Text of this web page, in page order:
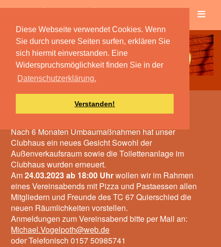
Diese Webseite verwendet Cookies. Wenn
Sie durch unsere Seiten surfen, erklären Sie
sich hiermit einverstanden. Eine
Widerspruchsmöglichkeit finden Sie in der
Datenschutzerklärung.
Verstanden!
≡
Vereinsabend
Nach 6 Monaten Umbaumaßnahmen hat unser
Clubhaus ein neues Gesicht Sowohl der
Außenverkaufsraum sowie die Toilettenanlage im
Clubhaus wurden erneuert.
Am24.03.2023 ab 18:00 Uhrwollen wir im Rahmen
eines Vereinsabends mit Pizza und Pastaessen allen
Mitgliedern und Freunde des TC 67 Quierschied die
neuen Räumlichkeiten vorstellen.
Anmeldungen zum Vereinsabend bitte per Mail an:
Michael.Vogelpoth@web.de
oder Telefonisch 0157 50985741